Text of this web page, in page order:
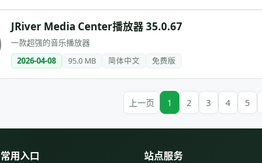
JRiver Media Center播放器 35.0.67
一款超强的音乐播放器
2026-04-08
95.0 MB 简体中文 免费版
上一页 1 2 3 4 5
常用入口 站点服务